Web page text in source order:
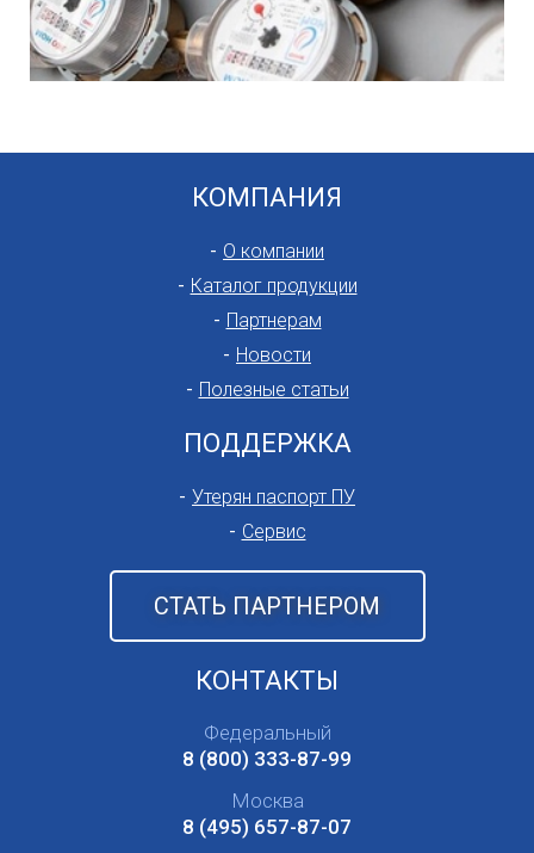
КОМПАНИЯ
О компании
Каталог продукции
Партнерам
Новости
Полезные статьи
СТАТЬ ПАРТНЕРОМ
ПОДДЕРЖКА
Утерян паспорт ПУ
Сервис
КОНТАКТЫ
Федеральный
8 (800) 333-87-99
Москва
8 (495) 657-87-07